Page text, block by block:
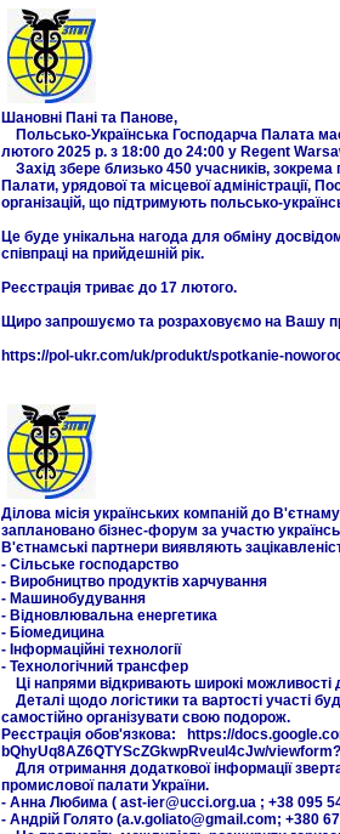
Шановні Пані та Панове,
Польсько-Українська Господарча Палата
лютого 2025 р. з 18:00 до 24:00 у Regent
Захід збере близько 450 учасників, зокрема
Палати, урядової та місцевої адміністрації,
організацій, що підтримують польсько-
Це буде унікальна нагода для обміну
співпраці на прийдешній рік.
Реєстрація триває до 17 лютого.
Щиро запрошуємо та розраховуємо на Вашу
https://pol-ukr.com/uk/produkt/spotkanie-
Ділова місія українських компаній до
заплановано бізнес-форум за участю
В'єтнамські партнери виявляють
- Сільське господарство
- Виробництво продуктів харчування
- Машинобудування
- Відновлювальна енергетика
- Біомедицина
- Інформаційні технології
- Технологічний трансфер
Ці напрями відкривають широкі можливості
Деталі щодо логістики та вартості участі
самостійно організувати свою подорож.
Реєстрація обов'язкова: https://
bQhyUq8AZ6QTYScZGkwpRveul4cJw/
Для отримання додаткової інформації
промислової палати України.
- Анна Любима ( ast-ier@ucci.org.ua ; +38 095
- Андрій Голято (a.v.goliato@gmail.com; +380